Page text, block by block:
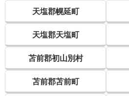
天塩郡幌延町
天塩郡天塩町
苫前郡初山別村
苫前郡苫前町